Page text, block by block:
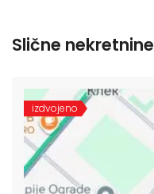
Slične nekretnine
izdvojeno